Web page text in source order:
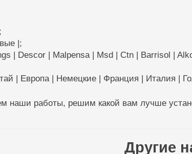
|;
| Descor | Malpensa | Msd | Ctn | Barrisol |
| Европа | Немецкие | Франция | Италия |
наши работы, решим какой вам лучше
Другие